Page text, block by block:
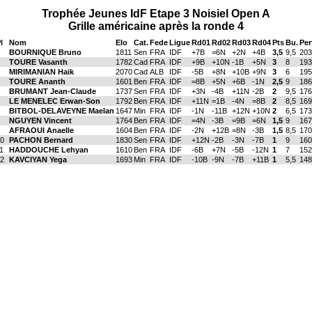
Trophée Jeunes IdF Etape 3 Noisiel Open A
Grille américaine après la ronde 4
Nom Elo Cat.FedeLigueRd01Rd02Rd03Rd04PtsBu.
BOURNIQUE Bruno 1811 Sen FRA IDF +7B =6N +2N +4B 3,5 9,5
TOURE Vasanth 1782Cad FRA IDF +9B +10N -1B +5N 3 8
MIRIMANIAN Haik 2070Cad ALB IDF -5B +8N +10B +9N 3 6
TOURE Ananth 1601 Ben FRA IDF =8B +5N +6B -1N 2,5 9
BRUMANT Jean-Claude 1737Sen FRA IDF +3N -4B +11N -2B 2 9,5
LE MENELEC Erwan-Son 1792 Ben FRA IDF +11N =1B -4N =8B 2 8,5
BITBOL-DELAVEYNE Maelan 1647Min FRA IDF -1N -11B +12N +10N 2 6,5
NGUYEN Vincent 1764 Ben FRA IDF =4N -3B =9B =6N 1,5 9
AFRAOUI Anaelle 1604Ben FRA IDF -2N +12B =8N -3B 1,5 8,5
PACHON Bernard 1830Sen FRA IDF +12N -2B -3N -7B 1 9
HADDOUCHE Lehyan 1610Ben FRA IDF -6B +7N -5B -12N 1 7
KAVCIYAN Yega 1693 Min FRA IDF -10B -9N -7B +11B 1 5,5